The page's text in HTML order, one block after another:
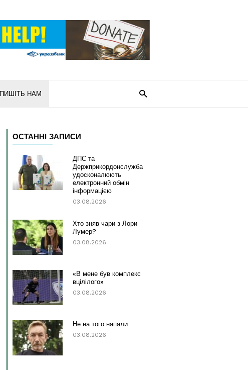
ПИШІТЬ НАМ
ОСТАННІ ЗАПИСИ
ДПС та
Держприкордонслужба
удосконалюють
електронний обмін
інформацією
03.08.2026
Хто зняв чари з Лори
Лумер?
03.08.2026
«В мене був комплекс
вцілілого»
03.08.2026
Не на того напали
03.08.2026